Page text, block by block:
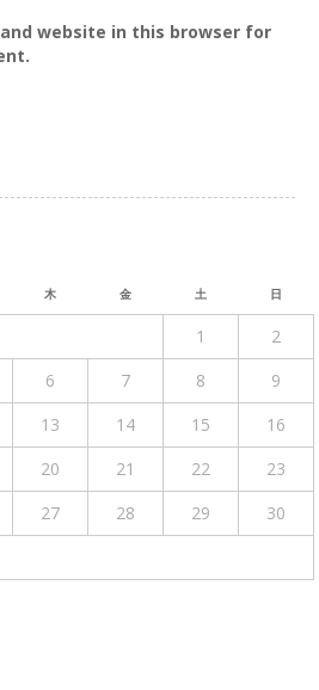
website in this browser for
木 金 土 日
1
2
6 7 8
9
13 14 15
16
20 21 22
23
27 28 29
30